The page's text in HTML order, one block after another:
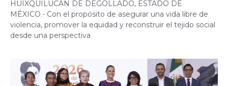
HUIXQUILUCAN DE DEGOLLADO, ESTADO DE
MÉXICO.- Con el propósito de asegurar una vida libre de
violencia, promover la equidad y reconstruir el tejido social
desde una perspectiva